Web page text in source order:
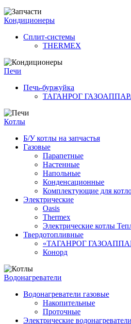
Кондиционеры
Сплит-системы
THERMEX
Печи
Печь-буржуйка
ТАГАНРОГ
Котлы
Б/У котлы на запчастья
Газовые
Парапетные
Настенные
Напольные
Конденсационные
Комплектующие для
Электрические
Oasis
Thermex
Электрические котлы
Твердотопливные
«ТАГАНРОГ
Конорд
Водонагреватели
Водонагреватели газовые
Накопительные
Проточные
Электрические водонагреватели